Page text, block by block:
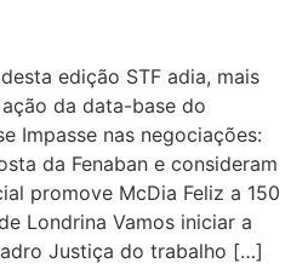
edição STF adia, mais
da data-base do
Impasse nas negociações:
da Fenaban e consideram
promove McDia Feliz a 150
Londrina Vamos iniciar a
Justiça do trabalho […]